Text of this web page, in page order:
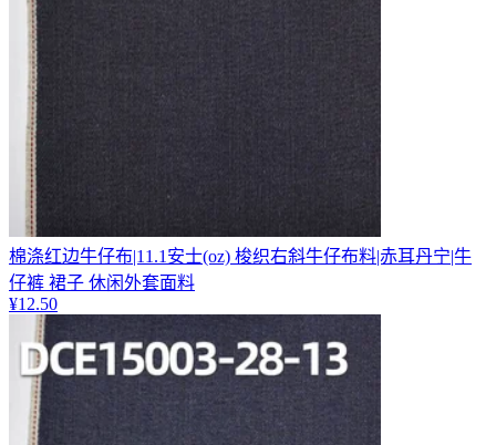
棉涤红边牛仔布|11.1安士(oz) 梭织右斜牛仔布料|赤耳丹宁|牛
仔裤 裙子 休闲外套面料
¥12.50